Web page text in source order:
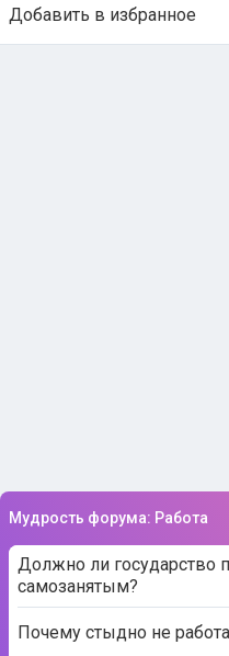
Добавить в избранное
Тема в избранном
Мудрость форума: Работа
Должно ли государство
самозанятым?
Почему стыдно не